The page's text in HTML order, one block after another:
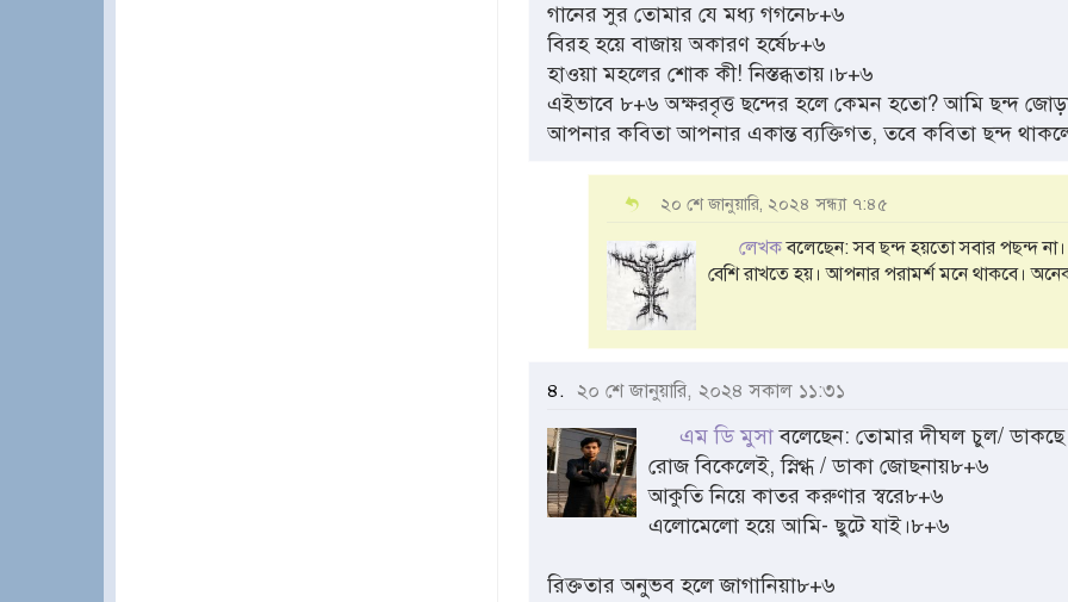
গানের সুর তোমার যে মধ্য গগনে৮+৬
বিরহ হয়ে বাজায় অকারণ হর্ষে৮+৬
হাওয়া মহলের শোক কী! নিস্তব্ধতায়।৮+৬
এইভাবে ৮+৬ অক্ষরবৃত্ত ছন্দের হলে কেমন হতো? আমি ছন্দ
আপনার কবিতা আপনার একান্ত ব্যক্তিগত, তবে কবিতা ছন্দ
২০ শে জানুয়ারি, ২০২৪ সন্ধ্যা ৭:৪৫
লেখকবলেছেন: সব ছন্দ হয়তো সবার পছন্দ
বেশি রাখতে হয়। আপনার পরামর্শ মনে থাকবে।
৪. ২০ শে জানুয়ারি, ২০২৪ সকাল ১১:৩১
এম ডি মুসাবলেছেন: তোমার দীঘল চুল/
রোজ বিকেলেই, স্নিগ্ধ / ডাকা জোছনায়৮+৬
আকুতি নিয়ে কাতর করুণার স্বরে৮+৬
এলোমেলো হয়ে আমি- ছুটে যাই।৮+৬
রিক্ততার অনুভব হলে জাগানিয়া৮+৬